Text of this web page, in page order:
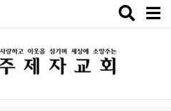
Toggle